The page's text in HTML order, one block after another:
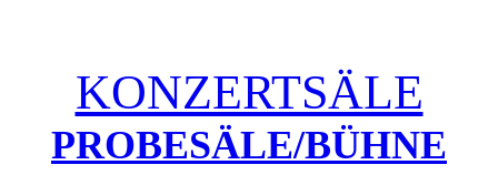
KONZERTSÄLE
PROBESÄLE/BÜHNE